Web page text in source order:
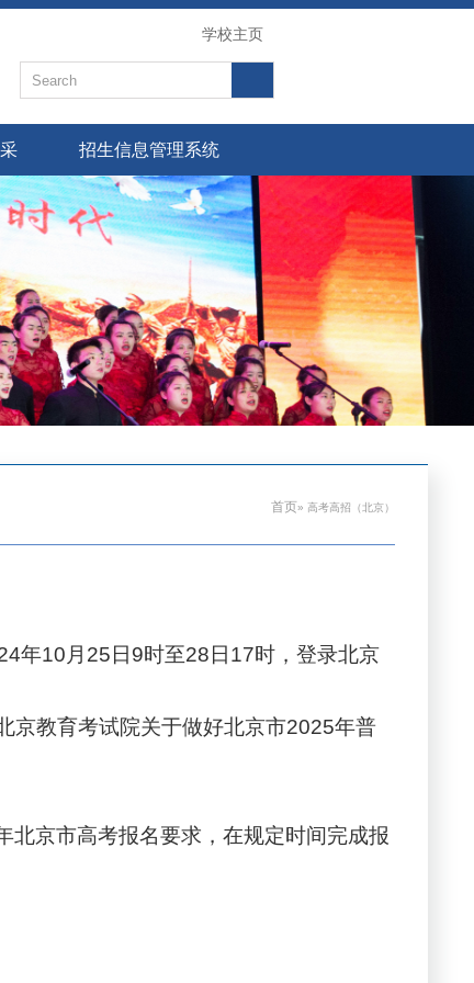
学校主页
招生信息管理系统
首页» 高考高招（北京）
年10月25日9时至28日17时，登录北京
京教育考试院关于做好北京市2025年普
京市高考报名要求，在规定时间完成报